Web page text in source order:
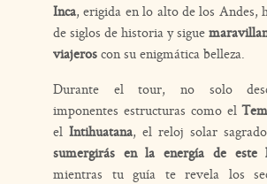
Inca, erigida en lo alto de los Andes,
de siglos de historia y sigue
viajeroscon su enigmática belleza.
Durante el tour, no solo
imponentes estructuras como el
el Intihuatana, el reloj solar
sumergirás en la energía de este
mientras tu guía te revela los